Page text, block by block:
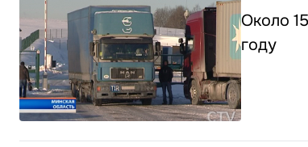
Около
году